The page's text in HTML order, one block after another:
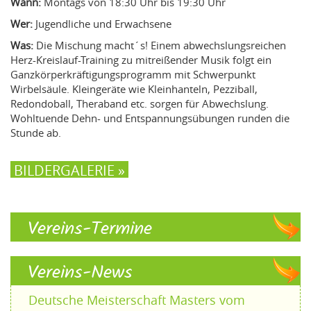
Wer: Jugendliche und Erwachsene
Was: Die Mischung macht´s! Einem abwechslungsreichen
Herz-Kreislauf-Training zu mitreißender Musik folgt ein
Ganzkörperkräftigungsprogramm mit Schwerpunkt
Wirbelsäule. Kleingeräte wie Kleinhanteln, Pezziball,
Redondoball, Theraband etc. sorgen für Abwechslung.
Wohltuende Dehn- und Entspannungsübungen runden die
Stunde ab.
BILDERGALERIE »
Vereins-Termine
Vereins-News
Deutsche Meisterschaft Masters vom